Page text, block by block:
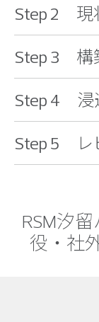
Step 2 現
Step 3 構
Step 4 浸
Step 5 レ
RSM汐
役・社